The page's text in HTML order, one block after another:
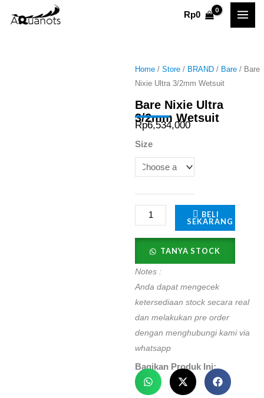
Rp0
Home /Store / BRAND / Bare / Bare
Nixie Ultra 3/2mm Wetsuit
Bare Nixie Ultra
3/2mm Wetsuit
Rp6,534,000
Size
Bare
Nixie
Ultra
Wetsuit
BELI
SEKARANG
TANYA STOCK
Notes :
Anda dapat mengecek
ketersediaan stock secara real
dan melakukan pre order
dengan menghubungi kami via
whatsapp
Bagikan Produk Ini: